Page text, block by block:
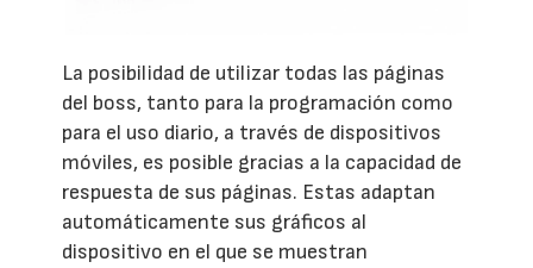
La posibilidad de utilizar todas las páginas
del boss, tanto para la programación como
para el uso diario, a través de dispositivos
móviles, es posible gracias a la capacidad de
respuesta de sus páginas. Estas adaptan
automáticamente sus gráficos al
dispositivo en el que se muestran